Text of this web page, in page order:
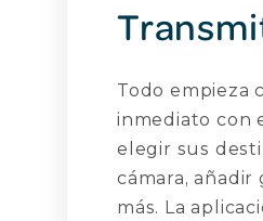
Todo empieza
inmediato con
elegir sus
cámara,
más. La